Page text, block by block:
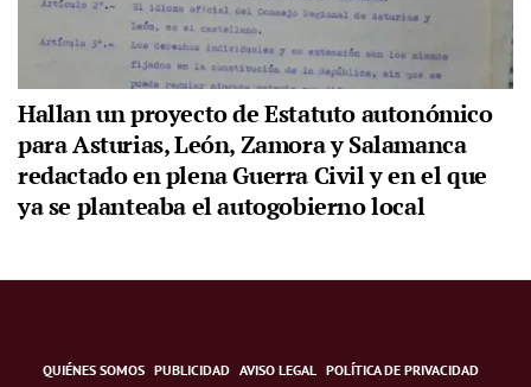
Hallan un proyecto de Estatuto autonómico
para Asturias, León, Zamora y Salamanca
redactado en plena Guerra Civil y en el que
ya se planteaba el autogobierno local
QUIÉNES SOMOS PUBLICIDAD AVISO LEGAL POLÍTICA DE PRIVACIDAD